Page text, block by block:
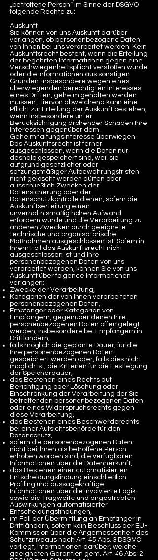
„betroffene Person“ im Sinne der DSGVO
folgende Rechte zu:
Auskunft
Sie können von uns Auskunft darüber
verlangen, ob personenbezogene Daten
von Ihnen bei uns verarbeitet werden. Kein
Auskunftsrecht besteht, wenn die Erteilung
der begehrten Informationen gegen eine
Verschwiegenheitspflicht verstoßen würde
oder die Informationen aus sonstigen
Gründen, insbesondere wegen eines
überwiegenden berechtigten Interesses
eines Dritten, geheim gehalten werden
müssen. Hiervon abweichend kann eine
Pflicht zur Erteilung der Auskunft bestehen,
wenn insbesondere unter
Berücksichtigung drohender Schäden Ihre
Interessen gegenüber dem
Geheimhaltungsinteresse überwiegen.
Das Auskunftsrecht ist ferner
ausgeschlossen, wenn die Daten nur
deshalb gespeichert sind, weil sie
aufgrund gesetzlicher oder
satzungsmäßiger Aufbewahrungsfristen
nicht gelöscht werden dürfen oder
ausschließlich Zwecken der
Datensicherung oder der
Datenschutzkontrolle dienen, sofern die
Auskunftserteilung einen
unverhältnismäßig hohen Aufwand
erfordern würde und die Verarbeitung zu
anderen Zwecken durch geeignete
technische und organisatorische
Maßnahmen ausgeschlossen ist. Sofern in
Ihrem Fall das Auskunftsrecht nicht
ausgeschlossen ist und Ihre
personenbezogenen Daten von uns
verarbeitet werden, können Sie von uns
Auskunft über folgende Informationen
verlangen:
Zwecke der Verarbeitung,
Kategorien der von Ihnen verarbeiteten
personenbezogenen Daten,
Empfänger oder Kategorien von
Empfängern, gegenüber denen Ihre
personenbezogenen Daten offen gelegt
werden, insbesondere bei Empfängern in
Drittländern,
falls möglich die geplante Dauer, für die
Ihre personenbezogenen Daten
gespeichert werden oder, falls dies nicht
möglich ist, die Kriterien für die Festlegung
der Speicherdauer,
das Bestehen eines Rechts auf
Berichtigung oder Löschung oder
Einschränkung der Verarbeitung der Sie
betreffenden personenbezogenen Daten
oder eines Widerspruchsrechts gegen
diese Verarbeitung,
das Bestehen eines Beschwerderechts
bei einer Aufsichtsbehörde für den
Datenschutz,
sofern die personenbezogenen Daten
nicht bei Ihnen als betroffene Person
erhoben worden sind, die verfügbaren
Informationen über die Datenherkunft,
das Bestehen einer automatisierten
Entscheidungsfindung einschließlich
Profiling und aussagekräftige
Informationen über die involvierte Logik
sowie die Tragweite und angestrebten
Auswirkungen automatisierter
Entscheidungsfindungen,
im Fall der Übermittlung an Empfänger in
Drittländern, sofern kein Beschluss der EU-
Kommission über die Angemessenheit des
Schutzniveaus nach Art. 45 Abs. 3 DSGVO
vorliegt, Informationen darüber, welche
geeigneten Garantien gem. Art. 46 Abs. 2